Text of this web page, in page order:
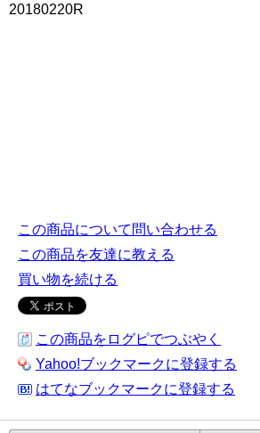
20180220R
この商品について問い合わせる
この商品を友達に教える
買い物を続ける
この商品をログピでつぶやく
Yahoo!ブックマークに登録する
はてなブックマークに登録する